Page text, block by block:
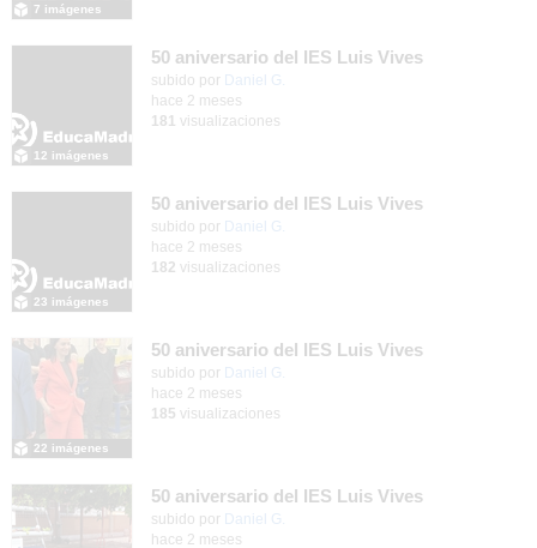
7 imágenes
50 aniversario del IES Luis Vives
subido por Daniel G.
12 imágenes
hace 2 meses
181
visualizaciones
50 aniversario del IES Luis Vives
subido por Daniel G.
23 imágenes
hace 2 meses
182 visualizaciones
50 aniversario del IES Luis Vives
subido por Daniel G.
22 imágenes
hace 2 meses
185 visualizaciones
50 aniversario del IES Luis Vives
subido por Daniel G.
hace 2 meses